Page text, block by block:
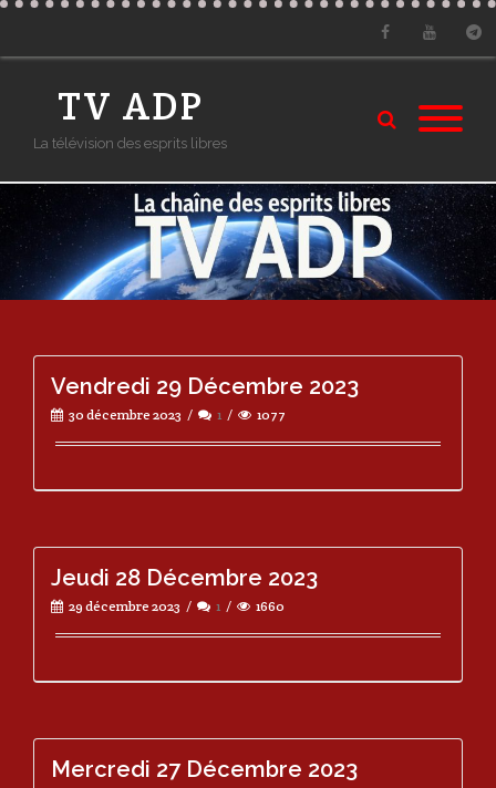
TV ADP
La télévision des esprits libres
Vendredi 29 Décembre 2023
30 décembre 2023 1 1077
Jeudi 28 Décembre 2023
29 décembre 2023 1 1660
Mercredi 27 Décembre 2023